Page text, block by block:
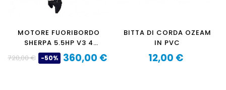
MOTORE FUORIBORDO
SHERPA 5.5HP V3 4
TEMPI
Prezzo
720,00 € -50%
Prezzo
360,00 €
BITTA DI CORDA OZEAM
IN PVC
Prezzo
12,00 €